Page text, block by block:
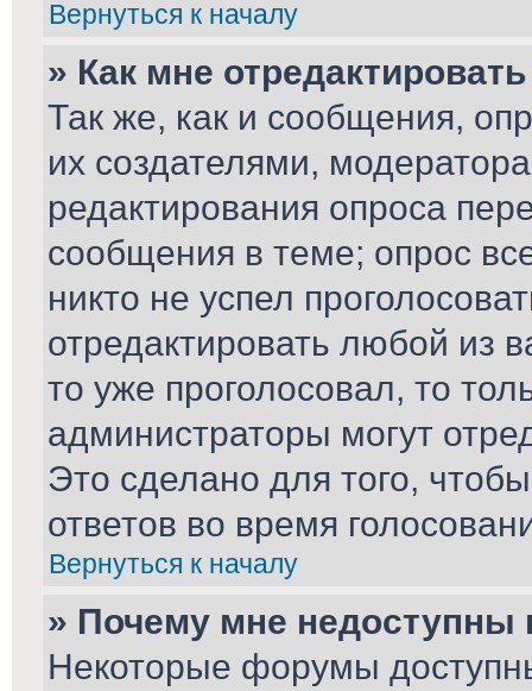
Вернуться к началу
» Как мне
Так же, как и сообщения,
их создателями,
редактирования опроса
сообщения в теме; опрос
никто не успел
отредактировать любой из
то уже проголосовал, то
администраторы могут
Это сделано для того,
ответов во время
Вернуться к началу
» Почему мне
Некоторые форумы